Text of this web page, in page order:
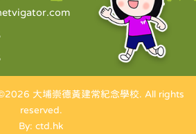
2026 大埔崇德黃建常紀念學校. All rights
reserved.
By: ctd.hk